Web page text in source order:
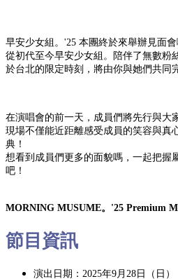
早安少女組。'25 本團終於來舉辦見面會
從初代至今早安少女組。陪伴了無數粉
於台北的限定時刻，將由你與她們共同
在演唱會的前一天，成員們將先行與大
現場不僅能近距離感受成員的笑容與真
典！
想看到成員們更多的面貌嗎，一起把握
吧！
MORNING MUSUME。'25 Premium
節目資訊
演出日期：2025年9月28日（日）